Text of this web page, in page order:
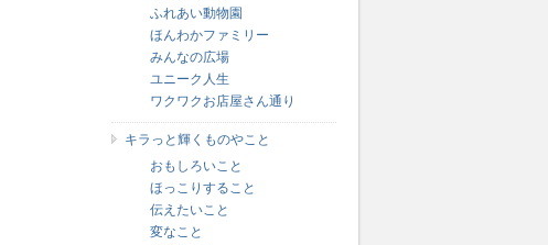
ふれあい動物園
ほんわかファミリー
みんなの広場
ユニーク人生
ワクワクお店屋さん通り
キラっと輝くものやこと
おもしろいこと
ほっこりすること
伝えたいこと
変なこと